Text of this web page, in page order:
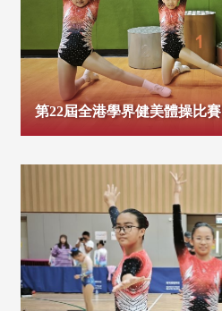
第22屆全港學界健美體操比賽